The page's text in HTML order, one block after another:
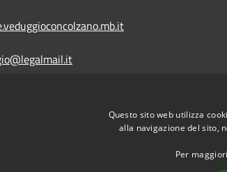
Questo sito web utilizza
alla navigazione del sito,
Per